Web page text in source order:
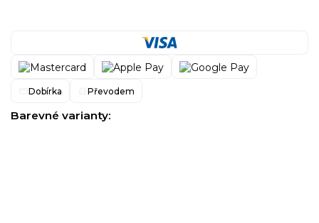
Dobírka Převodem
Barevné varianty: